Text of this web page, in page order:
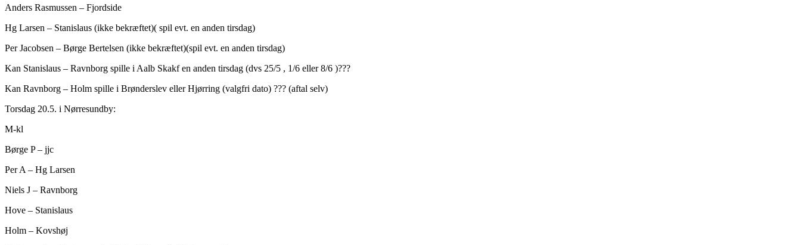
Anders Rasmussen – Fjordside
Hg Larsen – Stanislaus (ikke bekræftet)( spil evt. en anden tirsdag)
Per Jacobsen – Børge Bertelsen (ikke bekræftet)(spil evt. en anden tirsdag)
Kan Stanislaus – Ravnborg spille i Aalb Skakf en anden tirsdag (dvs 25/5 , 1/6 eller 8/6 )???
Kan Ravnborg – Holm spille i Brønderslev eller Hjørring (valgfri dato) ??? (aftal selv)
Torsdag 20.5. i Nørresundby:
M-kl
Børge P – jjc
Per A – Hg Larsen
Niels J – Ravnborg
Hove – Stanislaus
Holm – Kovshøj